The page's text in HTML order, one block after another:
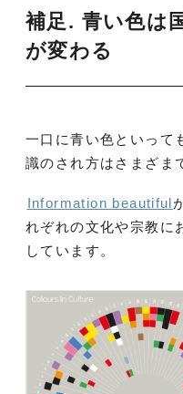
補足. 青い色は
が変わる
一口に青い色といって
識のされ方はさまざま
Information beautiful
れぞれの文化や宗教に
しています。